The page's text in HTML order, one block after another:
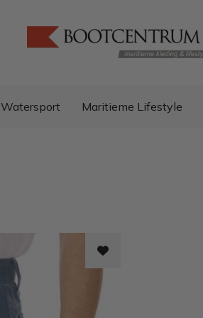
Watersport Maritieme Lifestyle